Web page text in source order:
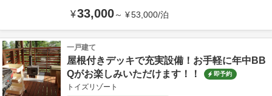
¥33,000～ ¥53,000/泊
一戸建て
屋根付きデッキで充実設備！お手軽に年中BB
Qがお楽しみいただけます！！
即予約
トイズリゾート